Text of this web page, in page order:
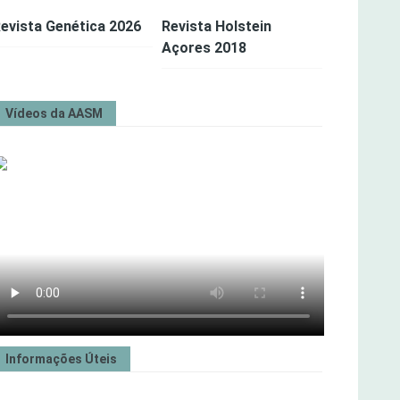
Genética 2026
Revista Holstein
Açores 2018
Vídeos da AASM
Informações Úteis